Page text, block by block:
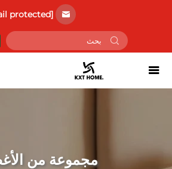
[email protected]
مجموعة من